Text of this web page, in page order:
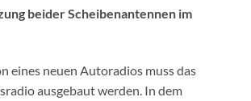
beider Scheibenantennen im
eines neuen Autoradios muss das
ausgebaut werden. In dem